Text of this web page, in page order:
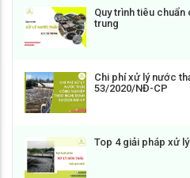
Quy trình tiêu
trung
Chi phí xử lý nước
53/2020/NĐ-CP
Top 4 giải pháp xử